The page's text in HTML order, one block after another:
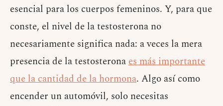
esencial para los cuerpos femeninos. Y, para que
conste, el nivel de la testosterona no
necesariamente significa nada: a veces la mera
presencia de la testosteronaes más importante
que la cantidad de la hormona. Algo así como
encender un automóvil, solo necesitas